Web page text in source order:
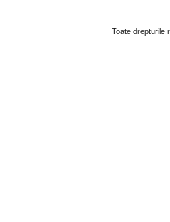
Toate drepturile